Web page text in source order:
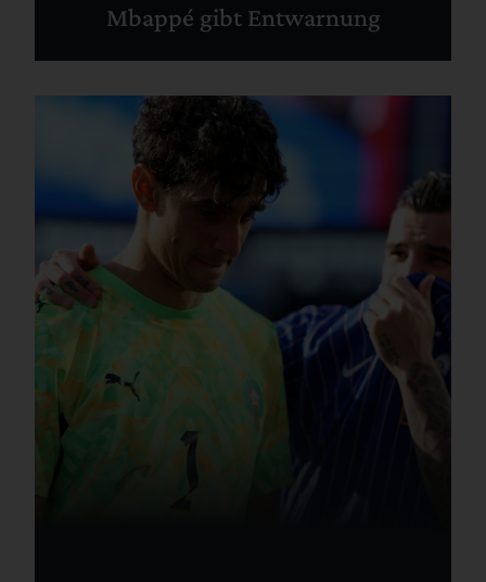
Mbappé gibt Entwarnung